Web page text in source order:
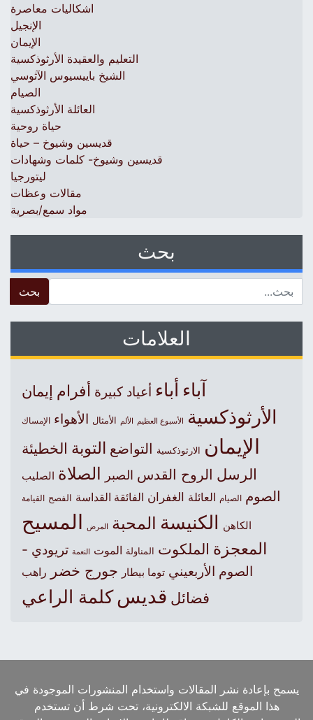
اشكاليات معاصرة
الإنجيل
الإيمان
التعليم والعقيدة الأرثوذكسية
الشيخ باييسيوس الآثوسي
الصيام
العائلة الأرثوذكسية
حياة روحية
قديسين وشيوخ – حياة
قديسين وشيوخ- كلمات وشهادات
ليتورجيا
مقالات وعظات
مواد سمع/بصرية
بحث
العلامات
آباءأباء أعياد كبيرة أفرام إيمان
الأرثوذكسية الأسبوع العظيم الألم الأمثال الأهواء الإمساك
الإيمان الارثوذكسية التواضع التوبة الخطيئة
الرسل الروح القدس الصبر الصلاة الصليب
الصوم الصيام العائلة الغفران الفائقة القداسة الفصح القيامة
الكاهن الكنيسةالمحبة المرض المسيح
المعجزة الملكوت المناولة الموت النعمة تريودي -
الصوم الأربعيني توما بيطار جورج خضر راهب
فضائل قديس كلمة الراعي
يسمح بإعادة نشر المقالات واستخدام المنشورات الموجودة في
هذا الموقع للشبكة الالكترونية، تحت شرط أن تستخدم